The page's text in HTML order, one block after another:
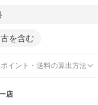
を含む
ポイント・送料の算出方法
店